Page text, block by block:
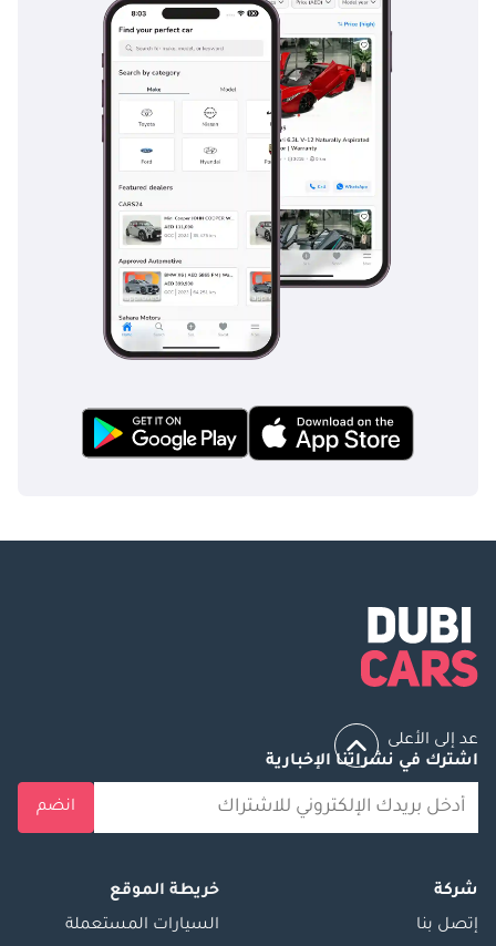
عد إلى الأعلى
اشترك في نشراتنا الإخبارية
انضم
شركة
إتصل بنا
خريطة الموقع
السيارات المستعملة